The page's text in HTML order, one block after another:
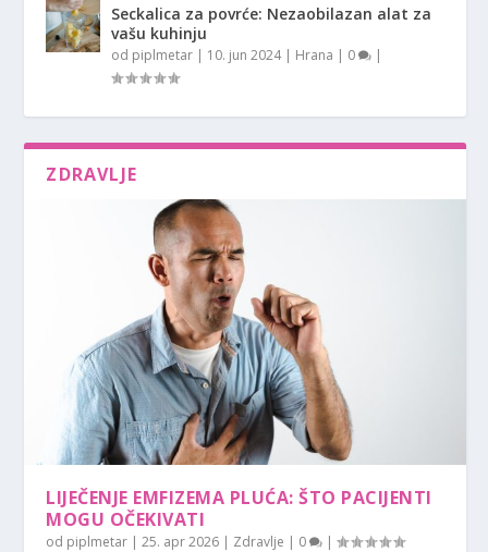
Seckalica za povrće: Nezaobilazan alat za
vašu kuhinju
od piplmetar | 10. jun 2024| Hrana | 0 |
ZDRAVLJE
LIJEČENJE EMFIZEMA PLUĆA: ŠTO PACIJENTI
MOGU OČEKIVATI
od piplmetar |25. apr 2026 | Zdravlje | 0 |